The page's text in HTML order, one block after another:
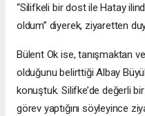
“Silifkeli bir dost ile Hatay
oldum” diyerek, ziyaretten
Bülent Ok ise, tanışmaktan
olduğunu belirttiği Albay
konuştuk. Silifke’de değerli
görev yaptığını söyleyince